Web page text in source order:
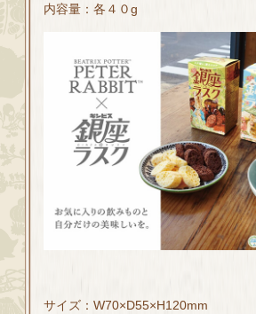
内容量：各４０g
サイズ：W70×D55×H120mm